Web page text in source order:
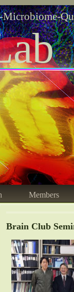
Members
Brain Club